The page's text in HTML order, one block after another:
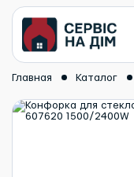
Главная Каталог